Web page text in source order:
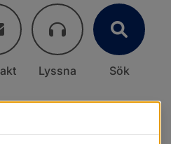
Lyssna Sök